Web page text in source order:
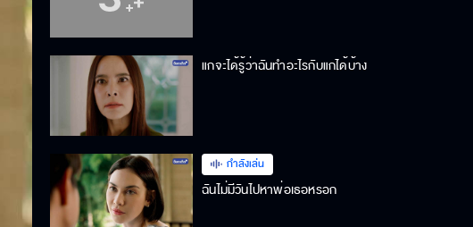
แกจะได้รู้ว่าฉันทำอะไรกับแกได้บ้าง
กำลังเล่น
ฉันไม่มีวันไปหาพ่อเธอหรอก